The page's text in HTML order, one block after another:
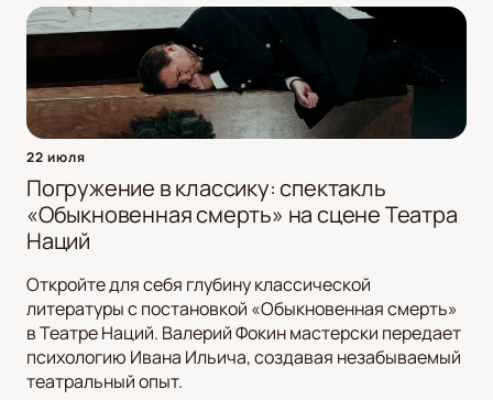
22 июля
Погружение в классику: спектакль
«Обыкновенная смерть» на сцене Театра
Наций
Откройте для себя глубину классической
литературы с постановкой «Обыкновенная смерть»
в Театре Наций. Валерий Фокин мастерски передает
психологию Ивана Ильича, создавая незабываемый
театральный опыт.